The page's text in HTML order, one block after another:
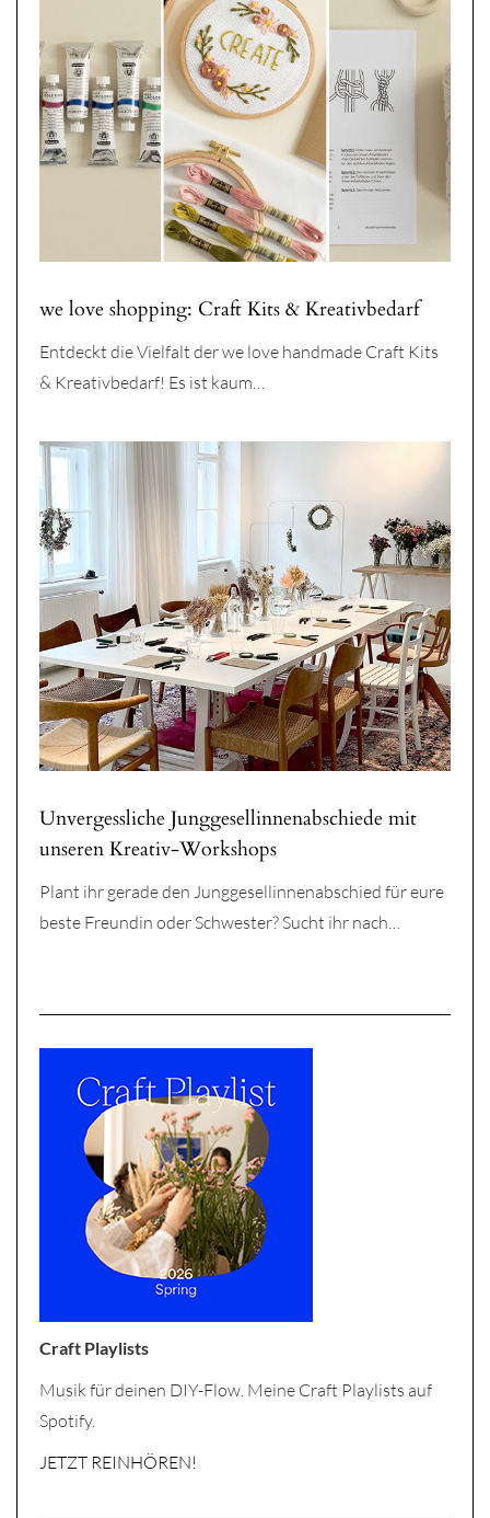
we love shopping: Craft Kits & Kreativbedarf
Entdeckt die Vielfalt der we love handmade Craft Kits
& Kreativbedarf! Es ist kaum…
Unvergessliche Junggesellinnenabschiede mit
unseren Kreativ-Workshops
Plant ihr gerade den Junggesellinnenabschied für eure
beste Freundin oder Schwester? Sucht ihr nach…
Craft Playlists
Musik für deinen DIY-Flow. Meine Craft Playlists auf
Spotify.
JETZT REINHÖREN!